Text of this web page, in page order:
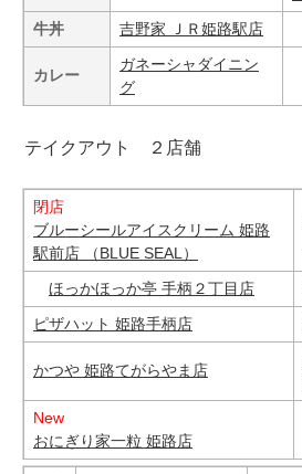
牛丼
吉野家 ＪＲ姫路駅店
カレー
ガネーシャダイニン
グ
テイクアウト ２店舗
閉店
ブルーシールアイスクリーム 姫路
駅前店 （BLUE SEAL）
ほっかほっか亭 手柄２丁目店
ピザハット 姫路手柄店
かつや 姫路てがらやま店
New
おにぎり家一粒 姫路店